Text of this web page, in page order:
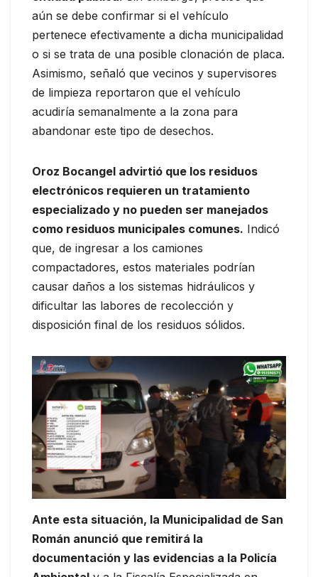
aún se debe confirmar si el vehículo
pertenece efectivamente a dicha municipalidad
o si se trata de una posible clonación de placa.
Asimismo, señaló que vecinos y supervisores
de limpieza reportaron que el vehículo
acudiría semanalmente a la zona para
abandonar este tipo de desechos.
Oroz Bocangel advirtió que los residuos
electrónicos requieren un tratamiento
especializado y no pueden ser manejados
como residuos municipales comunes. Indicó
que, de ingresar a los camiones
compactadores, estos materiales podrían
causar daños a los sistemas hidráulicos y
dificultar las labores de recolección y
disposición final de los residuos sólidos.
Ante esta situación, la Municipalidad de San
Román anunció que remitirá la
documentación y las evidencias a la Policía